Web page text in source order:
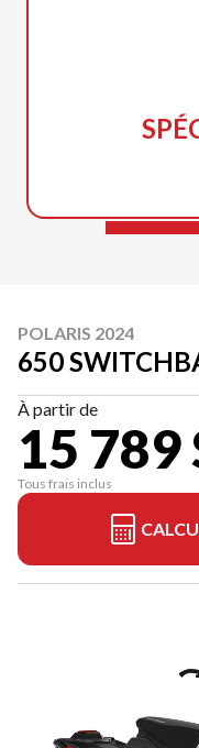
POLARIS 2024
650
À partir de
15 789
Tous frais inclus